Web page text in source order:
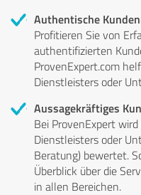
Authentische
Profitieren Sie von
authentifizierten
ProvenExpert.com
Dienstleisters oder
Aussagekräftiges
Bei ProvenExpert
Dienstleisters oder
Beratung) bewertet.
Überblick über die
in allen Bereichen.